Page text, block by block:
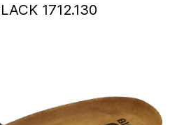
1712.130